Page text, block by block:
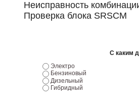
Неисправность
Проверка блока SRSCM
С каким
Электро
Бензиновый
Дизельный
Гибридный